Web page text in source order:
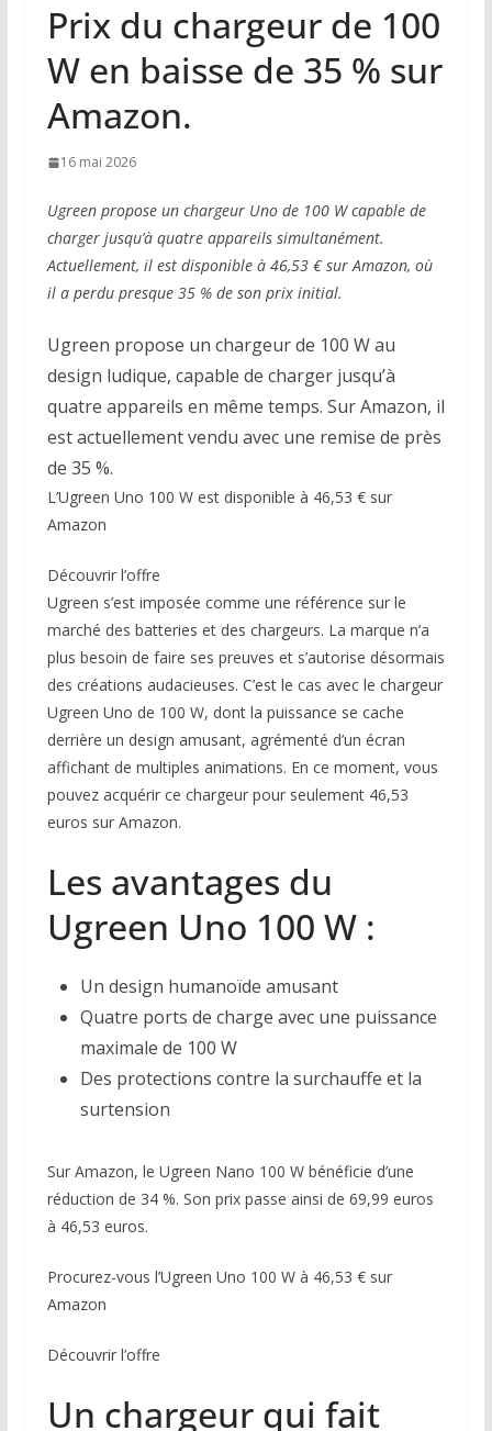
Prix du chargeur de 100
W en baisse de 35 % sur
Amazon.
16 mai 2026
Ugreen propose un chargeur Uno de 100 W capable de
charger jusqu’à quatre appareils simultanément.
Actuellement, il est disponible à 46,53 € sur Amazon, où
il a perdu presque 35 % de son prix initial.
Ugreen propose un chargeur de 100 W au
design ludique, capable de charger jusqu’à
quatre appareils en même temps. Sur Amazon, il
est actuellement vendu avec une remise de près
de 35 %.
L’Ugreen Uno 100 W est disponible à 46,53 € sur
Amazon
Découvrir l’offre
Ugreen s’est imposée comme une référence sur le
marché des batteries et des chargeurs. La marque n’a
plus besoin de faire ses preuves et s’autorise désormais
des créations audacieuses. C’est le cas avec le chargeur
Ugreen Uno de 100 W, dont la puissance se cache
derrière un design amusant, agrémenté d’un écran
affichant de multiples animations. En ce moment, vous
pouvez acquérir ce chargeur pour seulement 46,53
euros sur Amazon.
Les avantages du
Ugreen Uno 100 W :
Un design humanoïde amusant
Quatre ports de charge avec une puissance
maximale de 100 W
Des protections contre la surchauffe et la
surtension
Sur Amazon, le Ugreen Nano 100 W bénéficie d’une
réduction de 34 %. Son prix passe ainsi de 69,99 euros
à 46,53 euros.
Procurez-vous l’Ugreen Uno 100 W à 46,53 € sur
Amazon
Découvrir l’offre
Un chargeur qui fait